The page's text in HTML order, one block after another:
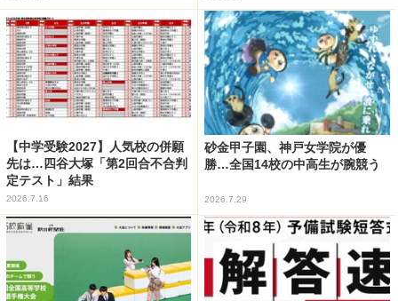
【中学受験2027】人気校の併願
先は…四谷大塚「第2回合不合判
定テスト」結果
2026.7.16
砂金甲子園、神戸女学院が優
勝…全国14校の中高生が腕競う
2026.7.29